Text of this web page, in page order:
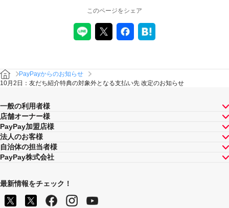
このページをシェア
PayPayからのお知らせ
10月2日：友だち紹介特典の対象外となる支払い先 改定のお知らせ
一般の利用者様
店舗オーナー様
PayPay加盟店様
法人のお客様
自治体の担当者様
PayPay株式会社
最新情報をチェック！